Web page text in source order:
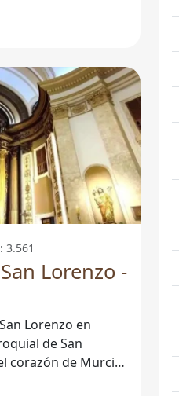
3.561
Lorenzo -
Lorenzo en
corazón de Murcia,